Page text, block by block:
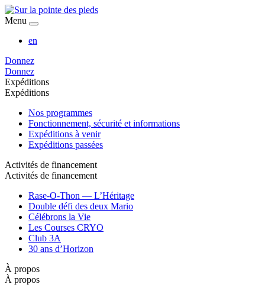
Menu
en
Donnez
Donnez
Expéditions
Expéditions
Nos programmes
Fonctionnement, sécurité et informations
Expéditions à venir
Expéditions passées
Activités de financement
Activités de financement
Rase-O-Thon — L’Héritage
Double défi des deux Mario
Célébrons la Vie
Les Courses CRYO
Club 3A
30 ans d’Horizon
À propos
À propos